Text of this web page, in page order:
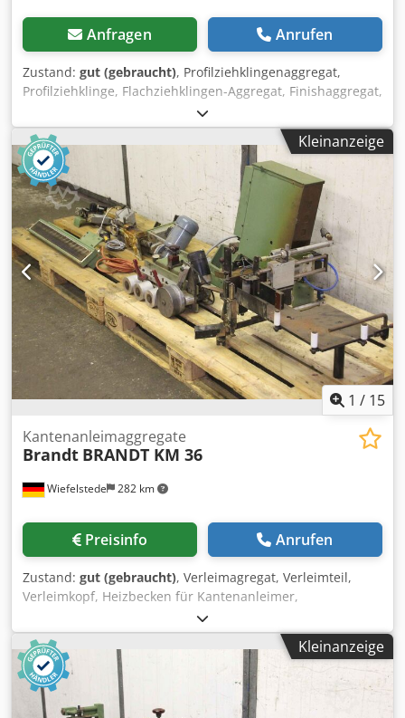
Anfragen Anrufen
Zustand: gut (gebraucht), Profilziehklingenaggregat,
Profilziehklinge, Flachziehklingen-Aggregat, Finishaggregat,
Aggregatebaukasten, Formatbearbeitungsaggregat,
Doppelendprofiler, Kantenbearbeitungsmaschine,
Ziehklinge für Kantenbearbeitungsmaschine -Hersteller:
Homag, Profilziehklinge aus Kantenanleimmaschine
BRANDT KM 36 / KM35 -Anzahl: 1 Stück vorhanden
Chjdpjgylq Sofx Akvea -Abmessungen: 510/430/H570 mm -
Gewicht: 62 kg
Kleinanzeige
1 / 15
Wiefelstede 282 km
Kantenanleimaggregate
Brandt BRANDT KM 36
Preisinfo Anrufen
Zustand: gut (gebraucht), Verleimagregat, Verleimteil,
Verleimkopf, Heizbecken für Kantenanleimer,
Kantenanleimmaschine Cedpfxjgylrds Akvjha -Hersteller:
Brandt, Aggregate aus Kantenanleimmaschine BRANDT
KM 36 -Einzelbauteile: siehe Fotos -Preis/Verkauf: komplett
-Abmessung ges.: 1200/800/H530 mm -Gewicht ges.: 122 kg
Kleinanzeige